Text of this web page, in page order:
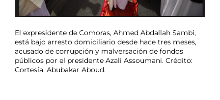
El expresidente de Comoras, Ahmed Abdallah Sambi,
está bajo arresto domiciliario desde hace tres meses,
acusado de corrupción y malversación de fondos
públicos por el presidente Azali Assoumani. Crédito:
Cortesía: Abubakar Aboud.